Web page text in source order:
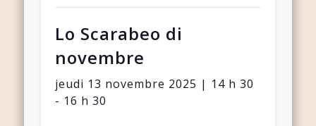
Lo Scarabeo di
novembre
jeudi 13 novembre 2025 | 14 h 30
- 16 h 30